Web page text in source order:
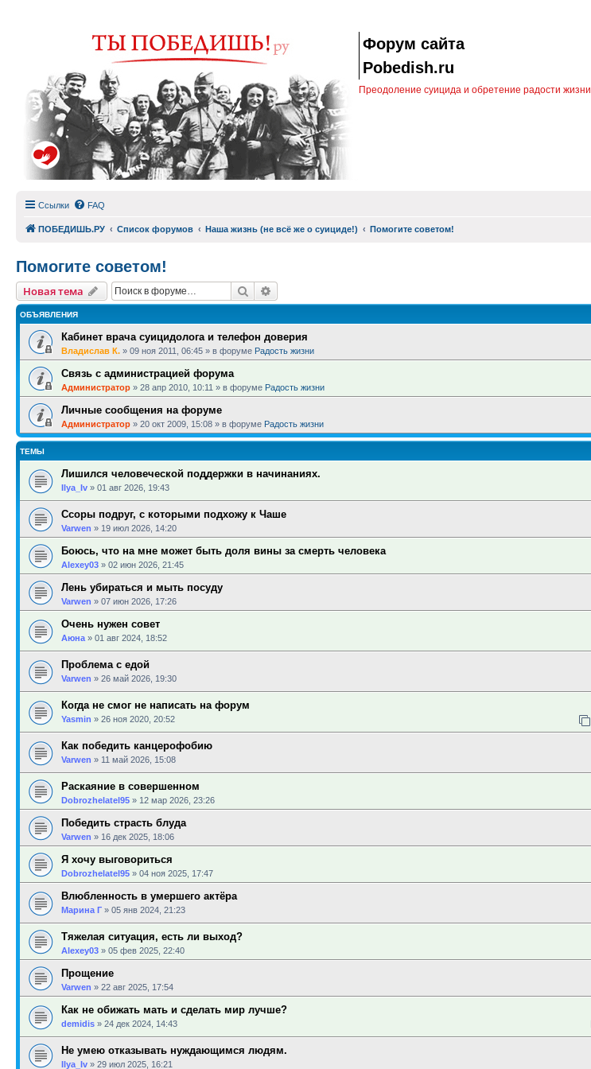
Форум сайта
Pobedish.ru
Преодоление суицида и обретение радости жизни
Ссылки FAQ
ПОБЕДИШЬ.РУ Список форумов Наша жизнь (не всё же о суициде!) Помогите советом!
Помогите советом!
Новая тема Поиск
ОБЪЯВЛЕНИЯ
Кабинет врача суицидолога и телефон доверия
Владислав К. » 09 ноя 2011, 06:45 » в форуме Радость жизни
Связь с администрацией форума
Администратор » 28 апр 2010, 10:11 » в форуме Радость жизни
Личные сообщения на форуме
Администратор » 20 окт 2009, 15:08 » в форуме Радость жизни
ТЕМЫ
Лишился человеческой поддержки в начинаниях.
Ilya_Iv » 01 авг 2026, 19:43
Ссоры подруг, с которыми подхожу к Чаше
Varwen » 19 июл 2026, 14:20
Боюсь, что на мне может быть доля вины за смерть человека
Alexey03 » 02 июн 2026, 21:45
Лень убираться и мыть посуду
Varwen » 07 июн 2026, 17:26
Очень нужен совет
Аюна » 01 авг 2024, 18:52
Проблема с едой
Varwen » 26 май 2026, 19:30
Когда не смог не написать на форум
Yasmin » 26 ноя 2020, 20:52
Как победить канцерофобию
Varwen » 11 май 2026, 15:08
Раскаяние в совершенном
Dobrozhelatel95 » 12 мар 2026, 23:26
Победить страсть блуда
Varwen » 16 дек 2025, 18:06
Я хочу выговориться
Dobrozhelatel95 » 04 ноя 2025, 17:47
Влюбленность в умершего актёра
Марина Г » 05 янв 2024, 21:23
Тяжелая ситуация, есть ли выход?
Alexey03 » 05 фев 2025, 22:40
Прощение
Varwen » 22 авг 2025, 17:54
Как не обижать мать и сделать мир лучше?
demidis » 24 дек 2024, 14:43
Не умею отказывать нуждающимся людям.
Ilya_Iv » 29 июл 2025, 16:21